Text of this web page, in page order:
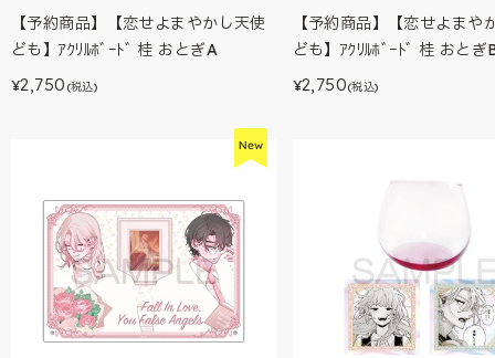
【予約商品】【恋せよまやかし天使
ども】ｱｸﾘﾙﾎﾞｰﾄﾞ 桂 おとぎA
¥2,750 (税込)
【予約商品】【恋せよまや
ども】ｱｸﾘﾙﾎﾞｰﾄﾞ 桂 おとぎ
¥2,750(税込)